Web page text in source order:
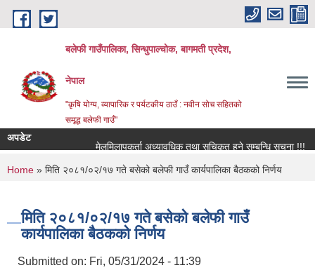
Skip to main content
बलेफी गाउँपालिका, सिन्धुपाल्चोक, बागमती प्रदेश,
नेपाल
"कृषि योग्य, व्यापारिक र पर्यटकीय ठाउँ : नवीन सोच सहितको
समृद्ध बलेफी गाउँ"
अपडेट
मेलमिलापकर्ता अध्यावधिक तथा सूचिकृत हुने सम्बन्धि सूचना !!!
You are here
Home » मिति २०८१/०२/१७ गते बसेको बलेफी गाउँ कार्यपालिका बैठकको निर्णय
मिति २०८१/०२/१७ गते बसेको बलेफी गाउँ
कार्यपालिका बैठकको निर्णय
Submitted on: Fri, 05/31/2024 - 11:39